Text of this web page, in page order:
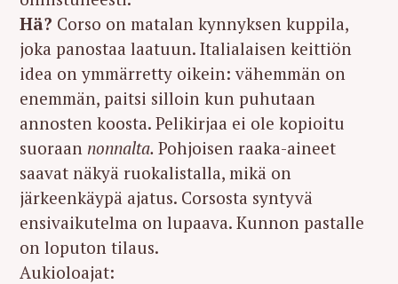
Hä? Corso on matalan kynnyksen kuppila,
joka panostaa laatuun. Italialaisen keittiön
idea on ymmärretty oikein: vähemmän on
enemmän, paitsi silloin kun puhutaan
annosten koosta. Pelikirjaa ei ole kopioitu
suoraan nonnalta. Pohjoisen raaka-aineet
saavat näkyä ruokalistalla, mikä on
järkeenkäypä ajatus. Corsosta syntyvä
ensivaikutelma on lupaava. Kunnon pastalle
on loputon tilaus.
Aukioloajat: